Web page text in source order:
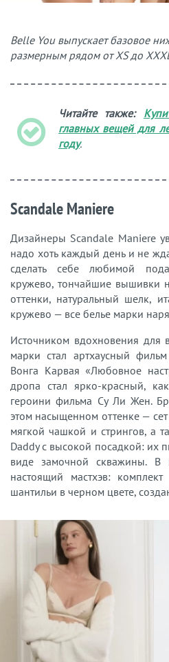
Belle You выпускает базовое
размерным рядом от XS до
Читайте также:
главных вещей для
году.
Scandale Maniere
Дизайнеры Scandale Maniere
надо хоть каждый день и не
сделать себе любимой
кружево, тончайшие вышивки
оттенки, натуральный шелк,
кружево — все белье марки
Источником вдохновения для
марки стал артхаусный
Вонга Карвая «Любовное
дропа стал ярко-красный,
героини фильма Су Ли Жен.
этом насыщенном оттенке — сет
мягкой чашкой и стрингов, а
Daddy с высокой посадкой: их
виде замочной скважины. В
настоящий мастхэв:
шантильи в черном цвете,